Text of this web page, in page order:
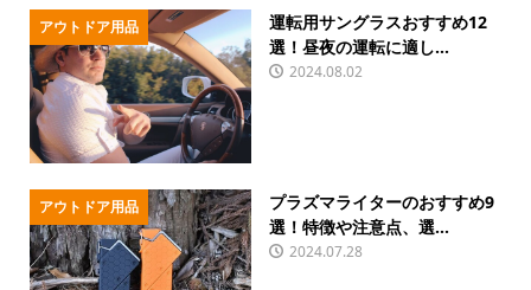
アウトドア用品
運転用サングラスおすすめ12
選！昼夜の運転に適し...
2024.08.02
アウトドア用品
プラズマライターのおすすめ9
選！特徴や注意点、選...
2024.07.28